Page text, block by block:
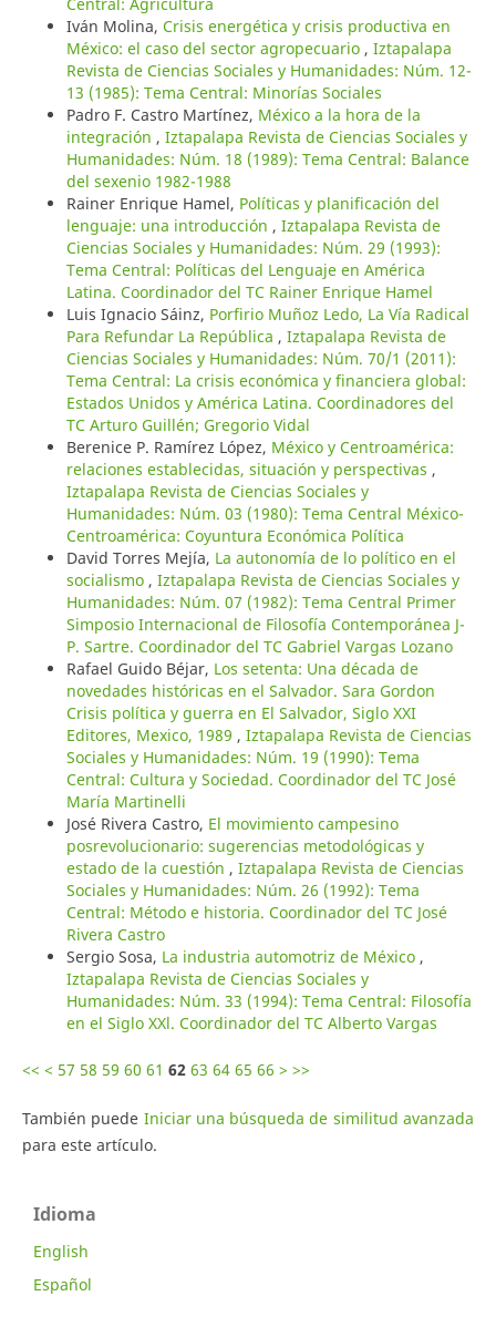
Iván Molina, Crisis energética y crisis productiva en
México: el caso del sector agropecuario , Iztapalapa
Revista de Ciencias Sociales y Humanidades: Núm. 12-
13 (1985): Tema Central: Minorías Sociales
Padro F. Castro Martínez, México a la hora de la
integración , Iztapalapa Revista de Ciencias Sociales y
Humanidades: Núm. 18 (1989): Tema Central: Balance
del sexenio 1982-1988
Rainer Enrique Hamel, Políticas y planificación del
lenguaje: una introducción , Iztapalapa Revista de
Ciencias Sociales y Humanidades: Núm. 29 (1993):
Tema Central: Políticas del Lenguaje en América
Latina. Coordinador del TC Rainer Enrique Hamel
Luis Ignacio Sáinz, Porfirio Muñoz Ledo, La Vía Radical
Para Refundar La República , Iztapalapa Revista de
Ciencias Sociales y Humanidades: Núm. 70/1 (2011):
Tema Central: La crisis económica y financiera global:
Estados Unidos y América Latina. Coordinadores del
TC Arturo Guillén; Gregorio Vidal
Berenice P. Ramírez López, México y Centroamérica:
relaciones establecidas, situación y perspectivas ,
Iztapalapa Revista de Ciencias Sociales y
Humanidades: Núm. 03 (1980): Tema Central México-
Centroamérica: Coyuntura Económica Política
David Torres Mejía, La autonomía de lo político en el
socialismo , Iztapalapa Revista de Ciencias Sociales y
Humanidades: Núm. 07 (1982): Tema Central Primer
Simposio Internacional de Filosofía Contemporánea J-
P. Sartre. Coordinador del TC Gabriel Vargas Lozano
Rafael Guido Béjar, Los setenta: Una década de
novedades históricas en el Salvador. Sara Gordon
Crisis política y guerra en El Salvador, Siglo XXI
Editores, Mexico, 1989 , Iztapalapa Revista de Ciencias
Sociales y Humanidades: Núm. 19 (1990): Tema
Central: Cultura y Sociedad. Coordinador del TC José
María Martinelli
José Rivera Castro, El movimiento campesino
posrevolucionario: sugerencias metodológicas y
estado de la cuestión , Iztapalapa Revista de Ciencias
Sociales y Humanidades: Núm. 26 (1992): Tema
Central: Método e historia. Coordinador del TC José
Rivera Castro
Sergio Sosa, La industria automotriz de México ,
Iztapalapa Revista de Ciencias Sociales y
Humanidades: Núm. 33 (1994): Tema Central: Filosofía
en el Siglo XXl. Coordinador del TC Alberto Vargas
<< < 57 58 59 60 61 62 63 64 65 66 > >>
También puede Iniciar una búsqueda de similitud avanzada
para este artículo.
Idioma
English
Español